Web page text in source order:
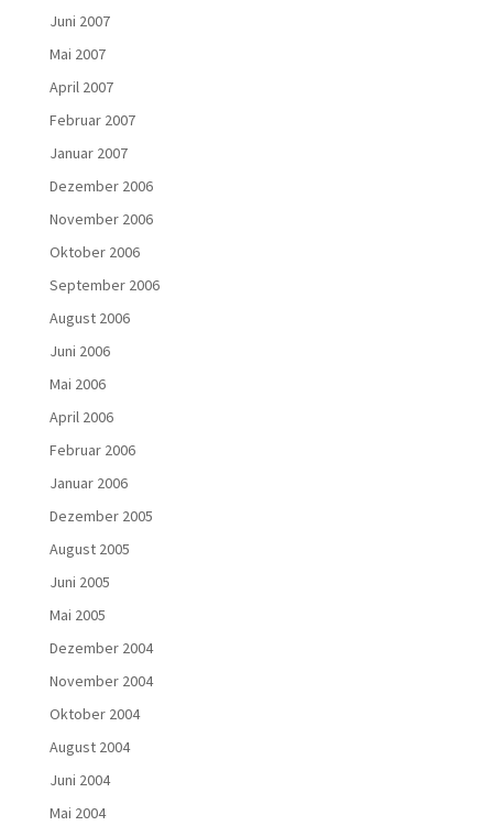
Juni 2007
Mai 2007
April 2007
Februar 2007
Januar 2007
Dezember 2006
November 2006
Oktober 2006
September 2006
August 2006
Juni 2006
Mai 2006
April 2006
Februar 2006
Januar 2006
Dezember 2005
August 2005
Juni 2005
Mai 2005
Dezember 2004
November 2004
Oktober 2004
August 2004
Juni 2004
Mai 2004